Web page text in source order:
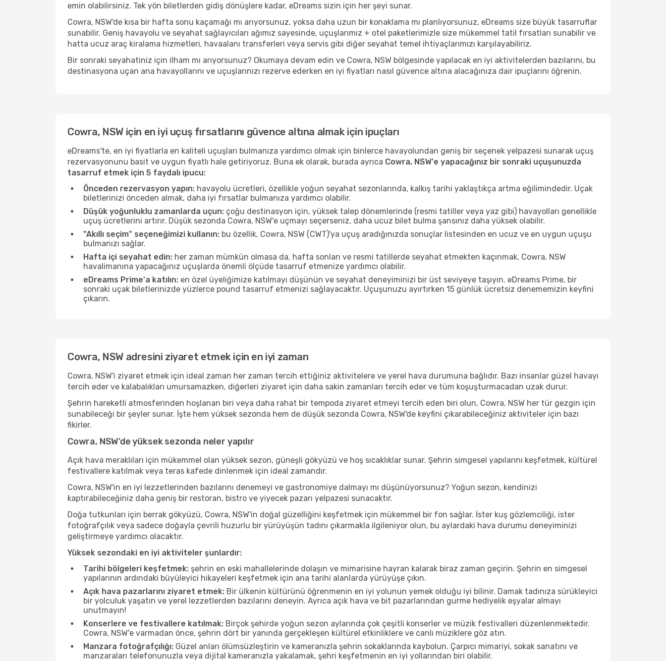
emin olabilirsiniz. Tek yön biletlerden gidiş dönüşlere kadar, eDreams sizin için her şeyi sunar.
Cowra, NSW'de kısa bir hafta sonu kaçamağı mı arıyorsunuz, yoksa daha uzun bir konaklama mı planlıyorsunuz, eDreams size büyük tasarruflar
sunabilir. Geniş havayolu ve seyahat sağlayıcıları ağımız sayesinde, uçuşlarımız + otel paketlerimizle size mükemmel tatil fırsatları sunabilir ve
hatta ucuz araç kiralama hizmetleri, havaalanı transferleri veya servis gibi diğer seyahat temel ihtiyaçlarımızı karşılayabiliriz.
Bir sonraki seyahatiniz için ilham mı arıyorsunuz? Okumaya devam edin ve Cowra, NSW bölgesinde yapılacak en iyi aktivitelerden bazılarını, bu
destinasyona uçan ana havayollarını ve uçuşlarınızı rezerve ederken en iyi fiyatları nasıl güvence altına alacağınıza dair ipuçlarını öğrenin.
Cowra, NSW için en iyi uçuş fırsatlarını güvence altına almak için ipuçları
eDreams'te, en iyi fiyatlarla en kaliteli uçuşları bulmanıza yardımcı olmak için binlerce havayolundan geniş bir seçenek yelpazesi sunarak uçuş
rezervasyonunu basit ve uygun fiyatlı hale getiriyoruz. Buna ek olarak, burada ayrıca Cowra, NSW'e yapacağınız bir sonraki uçuşunuzda
tasarruf etmek için 5 faydalı ipucu:
Önceden rezervasyon yapın: havayolu ücretleri, özellikle yoğun seyahat sezonlarında, kalkış tarihi yaklaştıkça artma eğilimindedir. Uçak
biletlerinizi önceden almak, daha iyi fırsatlar bulmanıza yardımcı olabilir.
Düşük yoğunluklu zamanlarda uçun: çoğu destinasyon için, yüksek talep dönemlerinde (resmi tatiller veya yaz gibi) havayolları genellikle
uçuş ücretlerini artırır. Düşük sezonda Cowra, NSW'e uçmayı seçerseniz, daha ucuz bilet bulma şansınız daha yüksek olabilir.
"Akıllı seçim" seçeneğimizi kullanın: bu özellik, Cowra, NSW (CWT)'ya uçuş aradığınızda sonuçlar listesinden en ucuz ve en uygun uçuşu
bulmanızı sağlar.
Hafta içi seyahat edin: her zaman mümkün olmasa da, hafta sonları ve resmi tatillerde seyahat etmekten kaçınmak, Cowra, NSW
havalimanına yapacağınız uçuşlarda önemli ölçüde tasarruf etmenize yardımcı olabilir.
eDreams Prime'a katılın: en özel üyeliğimize katılmayı düşünün ve seyahat deneyiminizi bir üst seviyeye taşıyın. eDreams Prime, bir
sonraki uçak biletlerinizde yüzlerce pound tasarruf etmenizi sağlayacaktır. Uçuşunuzu ayırtırken 15 günlük ücretsiz denememizin keyfini
çıkarın.
Cowra, NSW adresini ziyaret etmek için en iyi zaman
Cowra, NSW'i ziyaret etmek için ideal zaman her zaman tercih ettiğiniz aktivitelere ve yerel hava durumuna bağlıdır. Bazı insanlar güzel havayı
tercih eder ve kalabalıkları umursamazken, diğerleri ziyaret için daha sakin zamanları tercih eder ve tüm koşuşturmacadan uzak durur.
Şehrin hareketli atmosferinden hoşlanan biri veya daha rahat bir tempoda ziyaret etmeyi tercih eden biri olun, Cowra, NSW her tür gezgin için
sunabileceği bir şeyler sunar. İşte hem yüksek sezonda hem de düşük sezonda Cowra, NSW'de keyfini çıkarabileceğiniz aktiviteler için bazı
fikirler.
Cowra, NSW'de yüksek sezonda neler yapılır
Açık hava meraklıları için mükemmel olan yüksek sezon, güneşli gökyüzü ve hoş sıcaklıklar sunar. Şehrin simgesel yapılarını keşfetmek, kültürel
festivallere katılmak veya teras kafede dinlenmek için ideal zamandır.
Cowra, NSW'in en iyi lezzetlerinden bazılarını denemeyi ve gastronomiye dalmayı mı düşünüyorsunuz? Yoğun sezon, kendinizi
kaptırabileceğiniz daha geniş bir restoran, bistro ve yiyecek pazarı yelpazesi sunacaktır.
Doğa tutkunları için berrak gökyüzü, Cowra, NSW'in doğal güzelliğini keşfetmek için mükemmel bir fon sağlar. İster kuş gözlemciliği, ister
fotoğrafçılık veya sadece doğayla çevrili huzurlu bir yürüyüşün tadını çıkarmakla ilgileniyor olun, bu aylardaki hava durumu deneyiminizi
geliştirmeye yardımcı olacaktır.
Yüksek sezondaki en iyi aktiviteler şunlardır:
Tarihi bölgeleri keşfetmek: şehrin en eski mahallelerinde dolaşın ve mimarisine hayran kalarak biraz zaman geçirin. Şehrin en simgesel
yapılarının ardındaki büyüleyici hikayeleri keşfetmek için ana tarihi alanlarda yürüyüşe çıkın.
Açık hava pazarlarını ziyaret etmek: Bir ülkenin kültürünü öğrenmenin en iyi yolunun yemek olduğu iyi bilinir. Damak tadınıza sürükleyici
bir yolculuk yaşatın ve yerel lezzetlerden bazılarını deneyin. Ayrıca açık hava ve bit pazarlarından gurme hediyelik eşyalar almayı
unutmayın!
Konserlere ve festivallere katılmak: Birçok şehirde yoğun sezon aylarında çok çeşitli konserler ve müzik festivalleri düzenlenmektedir.
Cowra, NSW'e varmadan önce, şehrin dört bir yanında gerçekleşen kültürel etkinliklere ve canlı müziklere göz atın.
Manzara fotoğrafçılığı: Güzel anları ölümsüzleştirin ve kameranızla şehrin sokaklarında kaybolun. Çarpıcı mimariyi, sokak sanatını ve
manzaraları telefonunuzla veya dijital kameranızla yakalamak, şehri keşfetmenin en iyi yollarından biri olabilir.